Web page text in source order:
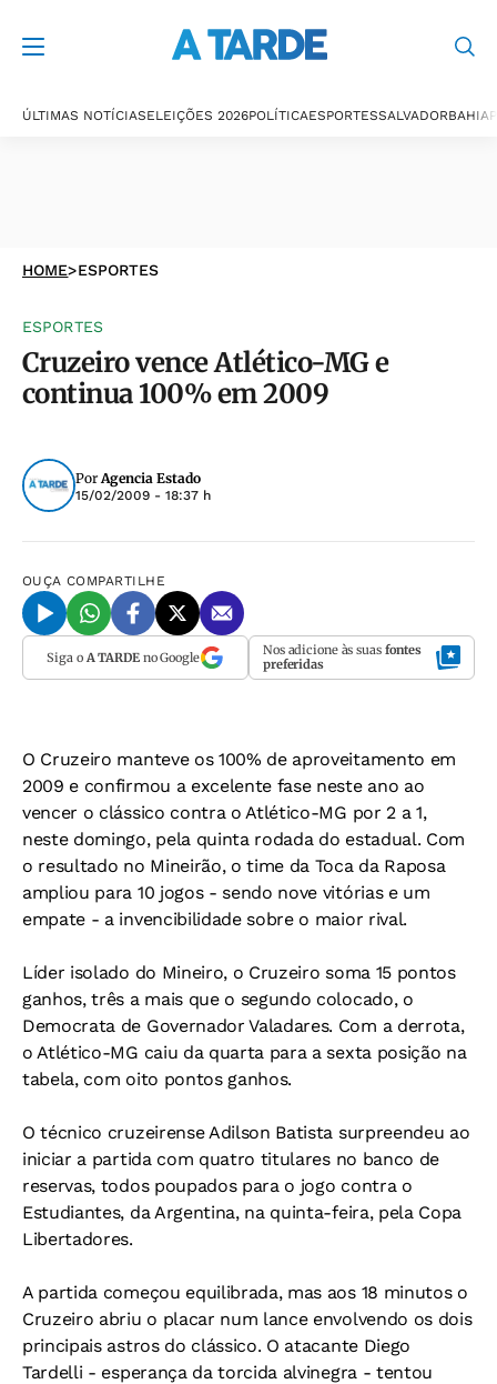
ÚLTIMAS NOTÍCIASELEIÇÕES 2026POLÍTICAESPORTESSALVADORBAHIA
HOME>ESPORTES
ESPORTES
Cruzeiro vence Atlético-MG e
continua 100% em 2009
PorAgencia Estado
15/02/2009 - 18:37 h
OUÇA COMPARTILHE
Siga o A TARDEno Google Nos adicione às suas fontes
preferidas
O Cruzeiro manteve os 100% de aproveitamento em
2009 e confirmou a excelente fase neste ano ao
vencer o clássico contra o Atlético-MG por 2 a 1,
neste domingo, pela quinta rodada do estadual. Com
o resultado no Mineirão, o time da Toca da Raposa
ampliou para 10 jogos - sendo nove vitórias e um
empate - a invencibilidade sobre o maior rival.
Líder isolado do Mineiro, o Cruzeiro soma 15 pontos
ganhos, três a mais que o segundo colocado, o
Democrata de Governador Valadares. Com a derrota,
o Atlético-MG caiu da quarta para a sexta posição na
tabela, com oito pontos ganhos.
O técnico cruzeirense Adilson Batista surpreendeu ao
iniciar a partida com quatro titulares no banco de
reservas, todos poupados para o jogo contra o
Estudiantes, da Argentina, na quinta-feira, pela Copa
Libertadores.
A partida começou equilibrada, mas aos 18 minutos o
Cruzeiro abriu o placar num lance envolvendo os dois
principais astros do clássico. O atacante Diego
Tardelli - esperança da torcida alvinegra - tentou